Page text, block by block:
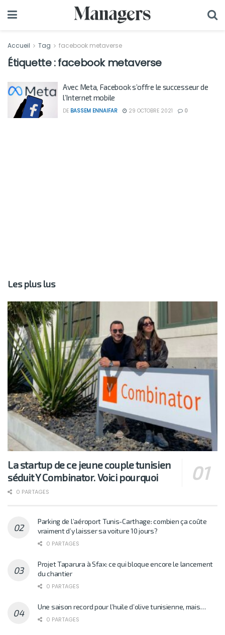
Accueil Tag facebook metaverse
Étiquette :facebook metaverse
Avec Meta, Facebook s’offre le successeur de
l’Internet mobile
DE BASSEM ENNAIFAR 29 OCTOBRE 2021 0
Les plus lus
La startup de ce jeune couple tunisien
séduit Y Combinator. Voici pourquoi
0 PARTAGES
Parking de l’aéroport Tunis-Carthage: combien ça coûte
vraiment d’y laisser sa voiture 10 jours?
0 PARTAGES
Projet Taparura à Sfax: ce qui bloque encore le lancement
du chantier
0 PARTAGES
Une saison record pour l’huile d’olive tunisienne, mais…
0 PARTAGES